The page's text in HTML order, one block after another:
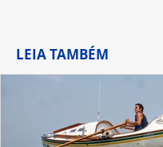
LEIA TAMBÉM